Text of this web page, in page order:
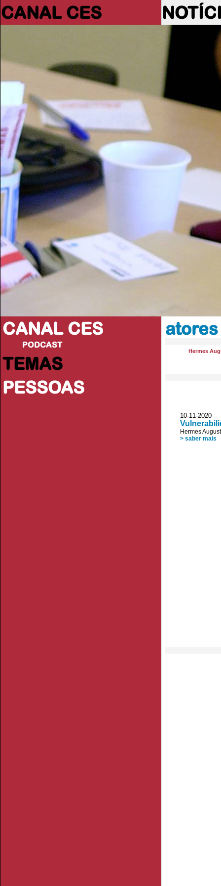
CANAL CES
CANAL CES
PODCAST
TEMAS
PESSOAS
atores
Hermes
10-11-
Hermes
> saber mais